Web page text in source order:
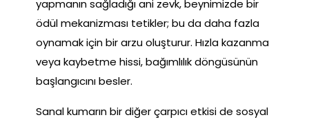
yapmanın sağladığı ani zevk, beynimizde bir
ödül mekanizması tetikler; bu da daha fazla
oynamak için bir arzu oluşturur. Hızla kazanma
veya kaybetme hissi, bağımlılık döngüsünün
başlangıcını besler.
Sanal kumarın bir diğer çarpıcı etkisi de sosyal